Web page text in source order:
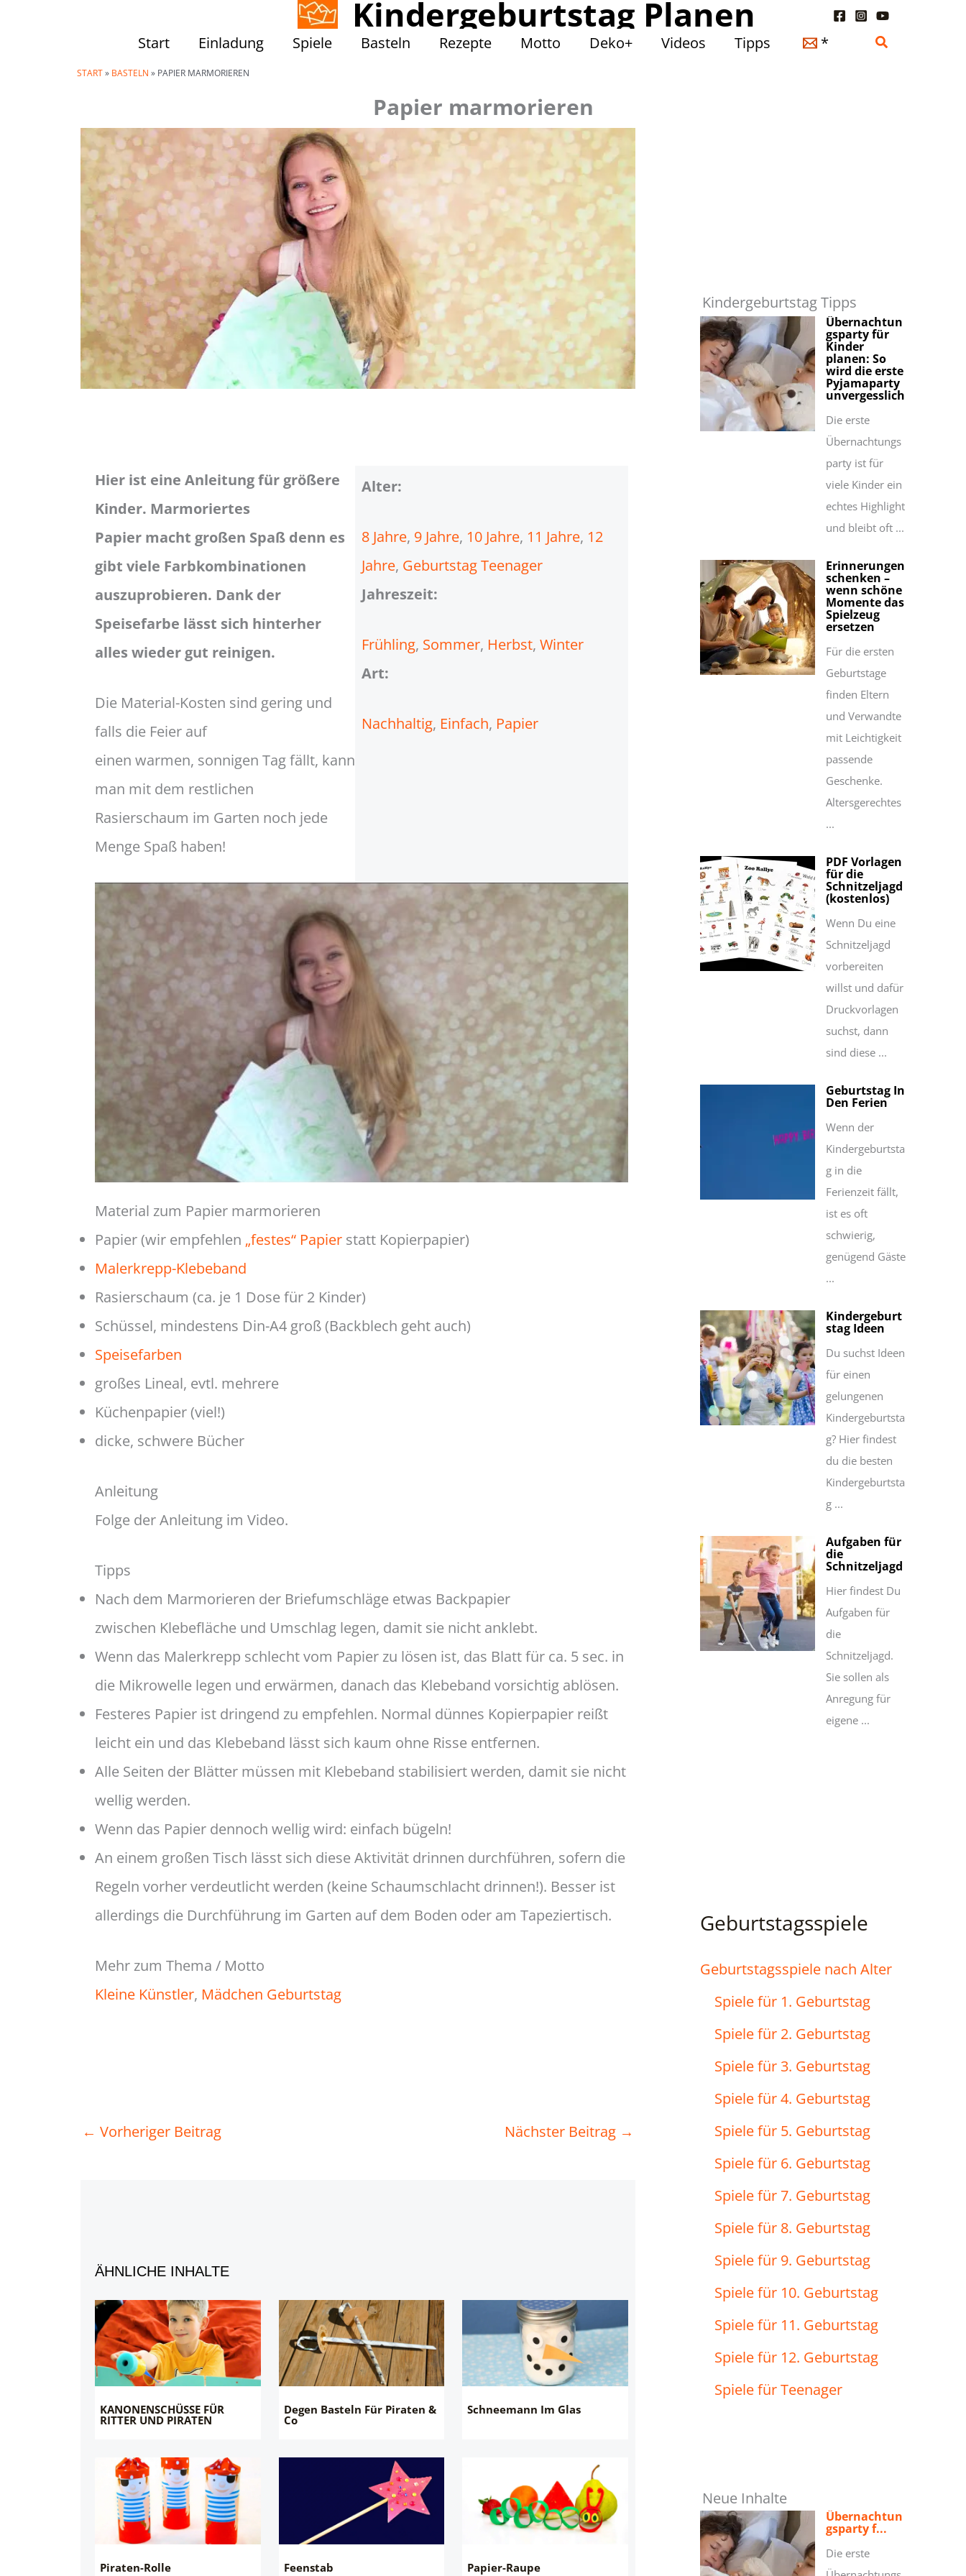
Kindergeburtstag Planen
Start Einladung Spiele Basteln Rezepte Motto Deko+ Videos Tipps * Suchen
START» BASTELN » PAPIER MARMORIEREN
Papier marmorieren
Hier ist eine Anleitung für größere
Kinder. Marmoriertes
Papier macht großen Spaß denn es
gibt viele Farbkombinationen
auszuprobieren. Dank der
Speisefarbe lässt sich hinterher
alles wieder gut reinigen.
Die Material-Kosten sind gering und
falls die Feier auf
einen warmen, sonnigen Tag fällt, kann
man mit dem restlichen
Rasierschaum im Garten noch jede
Menge Spaß haben!
Alter:
8 Jahre, 9 Jahre, 10 Jahre, 11 Jahre, 12
Jahre, Geburtstag Teenager
Jahreszeit:
Frühling, Sommer, Herbst, Winter
Art:
Nachhaltig, Einfach, Papier
Material zum Papier marmorieren
Papier (wir empfehlen „festes“ Papier statt Kopierpapier)
Malerkrepp-Klebeband
Rasierschaum (ca. je 1 Dose für 2 Kinder)
Schüssel, mindestens Din-A4 groß (Backblech geht auch)
Speisefarben
großes Lineal, evtl. mehrere
Küchenpapier (viel!)
dicke, schwere Bücher
Anleitung
Folge der Anleitung im Video.
Tipps
Nach dem Marmorieren der Briefumschläge etwas Backpapier
zwischen Klebefläche und Umschlag legen, damit sie nicht anklebt.
Wenn das Malerkrepp schlecht vom Papier zu lösen ist, das Blatt für ca. 5 sec. in
die Mikrowelle legen und erwärmen, danach das Klebeband vorsichtig ablösen.
Festeres Papier ist dringend zu empfehlen. Normal dünnes Kopierpapier reißt
leicht ein und das Klebeband lässt sich kaum ohne Risse entfernen.
Alle Seiten der Blätter müssen mit Klebeband stabilisiert werden, damit sie nicht
wellig werden.
Wenn das Papier dennoch wellig wird: einfach bügeln!
An einem großen Tisch lässt sich diese Aktivität drinnen durchführen, sofern die
Regeln vorher verdeutlicht werden (keine Schaumschlacht drinnen!). Besser ist
allerdings die Durchführung im Garten auf dem Boden oder am Tapeziertisch.
Mehr zum Thema / Motto
Kleine Künstler, Mädchen Geburtstag
← Vorheriger Beitrag Nächster Beitrag →
ÄHNLICHE INHALTE
KANONENSCHÜSSE FÜR
RITTER UND PIRATEN
Degen Basteln Für Piraten &
Co
Schneemann Im Glas
Piraten-Rolle Feenstab Papier-Raupe
Kindergeburtstag Tipps
Übernachtun
gsparty für
Kinder
planen: So
wird die erste
Pyjamaparty
unvergesslich
Die erste
Übernachtungs
party ist für
viele Kinder ein
echtes Highlight
und bleibt oft ...
Erinnerungen
schenken –
wenn schöne
Momente das
Spielzeug
ersetzen
Für die ersten
Geburtstage
finden Eltern
und Verwandte
mit Leichtigkeit
passende
Geschenke.
Altersgerechtes
...
PDF Vorlagen
für die
Schnitzeljagd
(kostenlos)
Wenn Du eine
Schnitzeljagd
vorbereiten
willst und dafür
Druckvorlagen
suchst, dann
sind diese ...
Geburtstag In
Den Ferien
Wenn der
Kindergeburtsta
g in die
Ferienzeit fällt,
ist es oft
schwierig,
genügend Gäste
...
Kindergeburt
stag Ideen
Du suchst Ideen
für einen
gelungenen
Kindergeburtsta
g? Hier findest
du die besten
Kindergeburtsta
g ...
Aufgaben für
die
Schnitzeljagd
Hier findest Du
Aufgaben für
die
Schnitzeljagd.
Sie sollen als
Anregung für
eigene ...
Geburtstagsspiele
Geburtstagsspiele nach Alter
Spiele für 1. Geburtstag
Spiele für 2. Geburtstag
Spiele für 3. Geburtstag
Spiele für 4. Geburtstag
Spiele für 5. Geburtstag
Spiele für 6. Geburtstag
Spiele für 7. Geburtstag
Spiele für 8. Geburtstag
Spiele für 9. Geburtstag
Spiele für 10. Geburtstag
Spiele für 11. Geburtstag
Spiele für 12. Geburtstag
Spiele für Teenager
Neue Inhalte
Übernachtun
gsparty f...
Die erste